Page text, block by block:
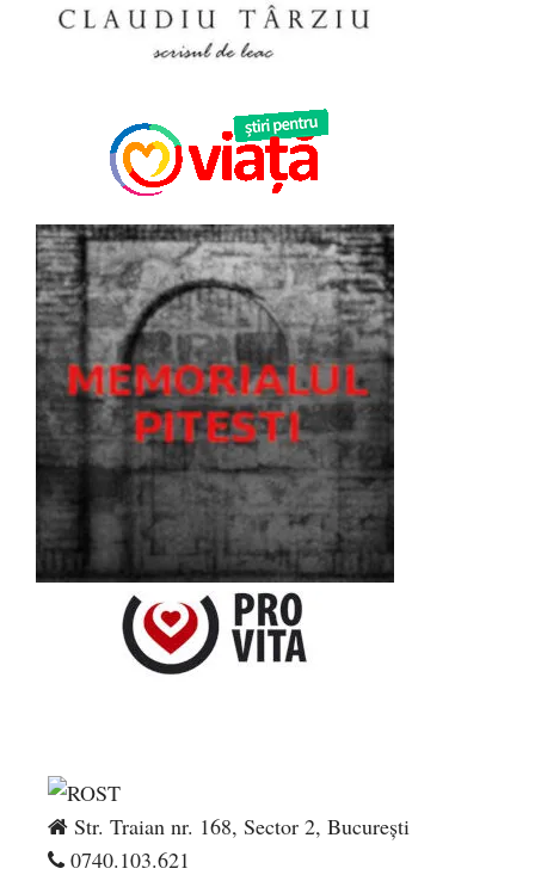
Str. Traian nr. 168, Sector 2, București
0740.103.621